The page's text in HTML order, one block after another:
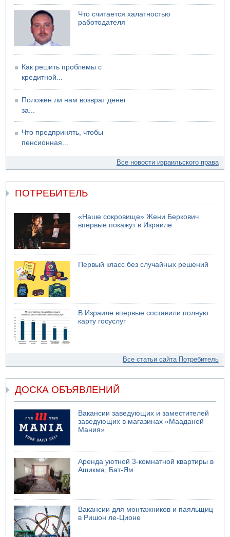
05.08.2026 18:30
Израиль провел испытания системы противоракетной
обороны "Хец"
05.08.2026 18:28
МАДА призывает израильтян срочно сдавать кровь
Что считается халатностью
работодателя
Как решить проблемы с
кредитной...
Положен ли нам возврат денег
за...
Что предпринять, чтобы
пенсионная...
Все новости израильского права
ПОТРЕБИТЕЛЬ
«Наше сокровище» Жени Беркович
впервые покажут в Израиле
Первый класс без случайных решений
В Израиле впервые составили полную
карту госуслуг
Все статьи сайта Потребитель
ДОСКА ОБЪЯВЛЕНИЙ
Вакансии заведующих и заместителей
заведующих в магазинах «Мааданей
Мания»
Аренда уютной 3-комнатной квартиры в
Ашикма, Бат-Ям
Вакансии для монтажников и паяльщиц
в Ришон ле-Ционе